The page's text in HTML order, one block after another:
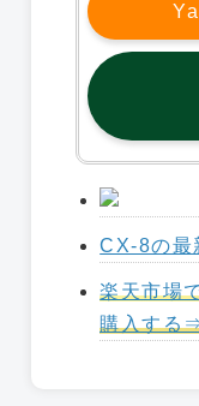
CX-8の最
楽天市場
購入する